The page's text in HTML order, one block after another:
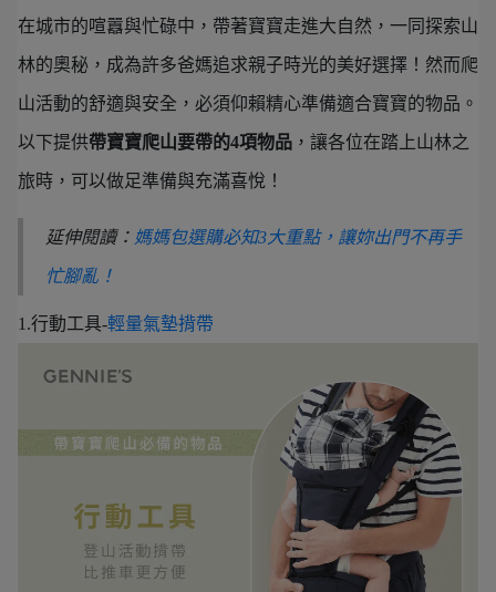
在城市的喧囂與忙碌中，帶著寶寶走進大自然，一同探索山
林的奧秘，成為許多爸媽追求親子時光的美好選擇！然而爬
山活動的舒適與安全，必須仰賴精心準備適合寶寶的物品。
以下提供帶寶寶爬山要帶的4項物品 ，讓各位在踏上山林之
旅時，可以做足準備與充滿喜悅！
延伸閱讀： 媽媽包選購必知3大重點，讓妳出門不再手
忙腳亂！
1.行動工具-輕量氣墊揹帶